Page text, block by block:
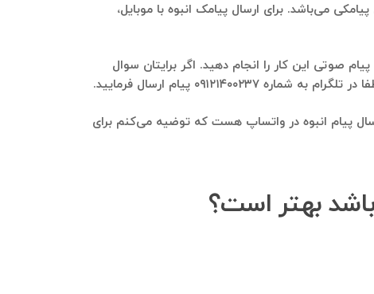
می‌باشد. برای ارسال پیامک انبوه با موبایل،
صوتی این کار را انجام دهید. اگر برایتان سوال
پیام ارسال فرمایید.
پیام انبوه در واتساپ هست که توضیه می‌کنم برای
بهتر است؟